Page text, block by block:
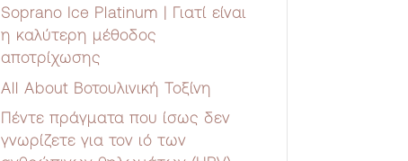
Soprano Ice Platinum | Γιατί είναι
η καλύτερη μέθοδος
αποτρίχωσης
All About Βοτουλινική Τοξίνη
Πέντε πράγματα που ίσως δεν
γνωρίζετε για τον ιό των